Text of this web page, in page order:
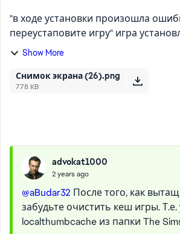
"в ходе установки произошла
переустаповите игру" игра установлена с
официального лаунчера EA,
помогло, а переуст...
Show More
Снимок экрана (26).png
778 KB
advokat1000
2 years ago
@aBudar32 После того, как
забудьте очистить кеш игры.
localthumbcache из папки The